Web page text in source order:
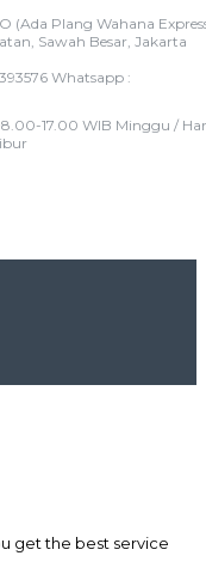
(Ada Plang Wahana
Sawah Besar, Jakarta
Whatsapp :
17.00 WIB Minggu /
get the best service